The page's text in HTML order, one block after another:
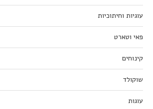
עוגיות וחיתוכיות
פאי וטארט
קינוחים
שוקולד
עוגות